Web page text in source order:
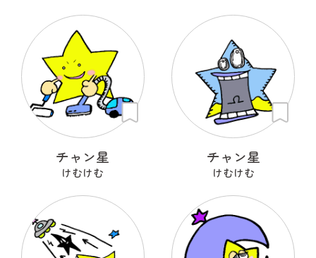
チャン星
けむけむ
チャン星
けむけむ